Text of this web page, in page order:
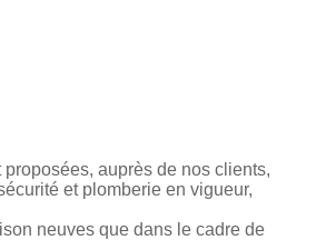
auprès de nos clients,
et plomberie en vigueur,
neuves que dans le cadre de